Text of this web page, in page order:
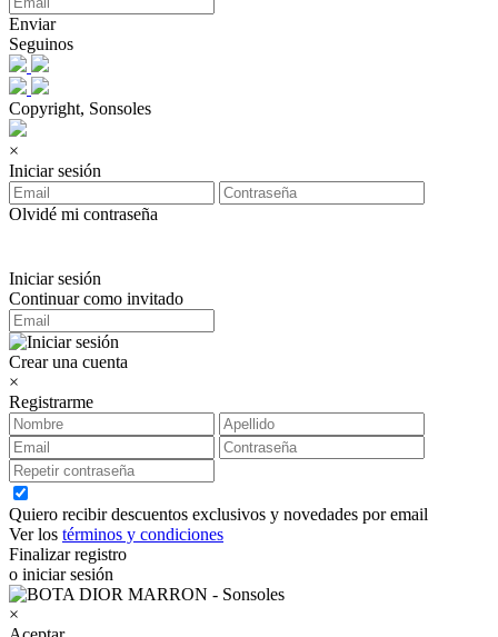
Enviar
Seguinos
Copyright, Sonsoles
×
Iniciar sesión
Olvidé mi contraseña
Iniciar sesión
Continuar como invitado
Crear una cuenta
×
Registrarme
Quiero recibir descuentos exclusivos y novedades por email
Ver los términos y condiciones
Finalizar registro
o iniciar sesión
×